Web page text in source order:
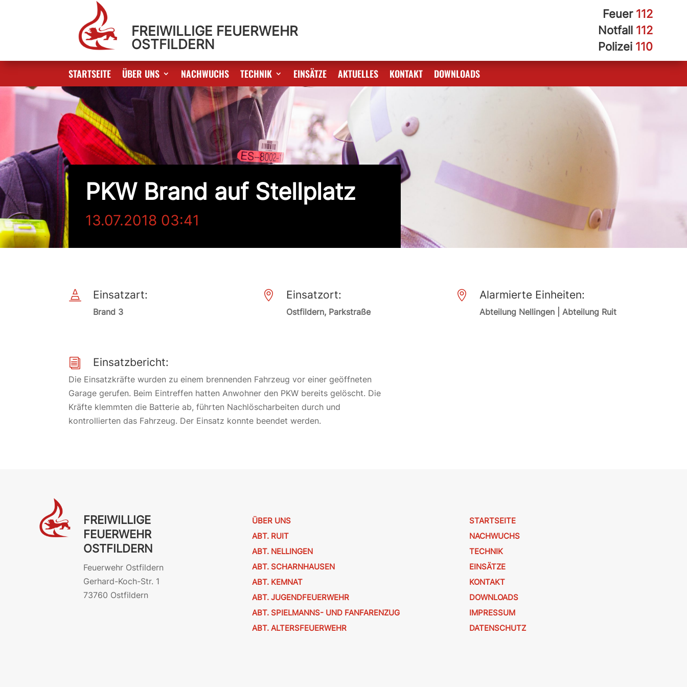
FREIWILLIGE FEUERWEHR
OSTFILDERN
Feuer 112
Notfall 112
Polizei 110
STARTSEITE ÜBER UNS NACHWUCHS TECHNIK EINSÄTZE AKTUELLES KONTAKT DOWNLOADS
PKW Brand auf Stellplatz
13.07.2018 03:41
 Einsatzart:
Brand 3
 Einsatzort:
Ostfildern, Parkstraße
 Alarmierte Einheiten:
Abteilung Nellingen | Abteilung Ruit
i Einsatzbericht:
Die Einsatzkräfte wurden zu einem brennenden Fahrzeug vor einer geöffneten
Garage gerufen. Beim Eintreffen hatten Anwohner den PKW bereits gelöscht. Die
Kräfte klemmten die Batterie ab, führten Nachlöscharbeiten durch und
kontrollierten das Fahrzeug. Der Einsatz konnte beendet werden.
FREIWILLIGE
FEUERWEHR
OSTFILDERN
Feuerwehr Ostfildern
Gerhard-Koch-Str. 1
73760 Ostfildern
ÜBER UNS
ABT. RUIT
ABT. NELLINGEN
ABT. SCHARNHAUSEN
ABT. KEMNAT
ABT. JUGENDFEUERWEHR
ABT. SPIELMANNS- UND FANFARENZUG
ABT. ALTERSFEUERWEHR
STARTSEITE
NACHWUCHS
TECHNIK
EINSÄTZE
KONTAKT
DOWNLOADS
IMPRESSUM
DATENSCHUTZ